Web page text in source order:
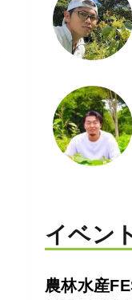
イベン
農林水産